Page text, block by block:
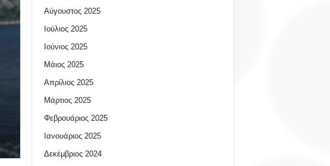
Αύγουστος 2025
Ιούλιος 2025
Ιούνιος 2025
Μάιος 2025
Απρίλιος 2025
Μάρτιος 2025
Φεβρουάριος 2025
Ιανουάριος 2025
Δεκέμβριος 2024